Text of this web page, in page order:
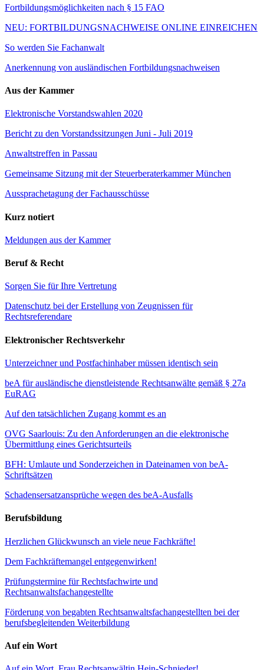
Fortbildungsmöglichkeiten nach § 15 FAO
NEU: FORTBILDUNGSNACHWEISE ONLINE EINREICHEN
So werden Sie Fachanwalt
Anerkennung von ausländischen Fortbildungsnachweisen
Aus der Kammer
Elektronische Vorstandswahlen 2020
Bericht zu den Vorstandssitzungen Juni - Juli 2019
Anwaltstreffen in Passau
Gemeinsame Sitzung mit der Steuerberaterkammer München
Aussprachetagung der Fachausschüsse
Kurz notiert
Meldungen aus der Kammer
Beruf & Recht
Sorgen Sie für Ihre Vertretung
Datenschutz bei der Erstellung von Zeugnissen für
Rechtsreferendare
Elektronischer Rechtsverkehr
Unterzeichner und Postfachinhaber müssen identisch sein
beA für ausländische dienstleistende Rechtsanwälte gemäß § 27a
EuRAG
Auf den tatsächlichen Zugang kommt es an
OVG Saarlouis: Zu den Anforderungen an die elektronische
Übermittlung eines Gerichtsurteils
BFH: Umlaute und Sonderzeichen in Dateinamen von beA-
Schriftsätzen
Schadensersatzansprüche wegen des beA-Ausfalls
Berufsbildung
Herzlichen Glückwunsch an viele neue Fachkräfte!
Dem Fachkräftemangel entgegenwirken!
Prüfungstermine für Rechtsfachwirte und
Rechtsanwaltsfachangestellte
Förderung von begabten Rechtsanwaltsfachangestellten bei der
berufsbegleitenden Weiterbildung
Auf ein Wort